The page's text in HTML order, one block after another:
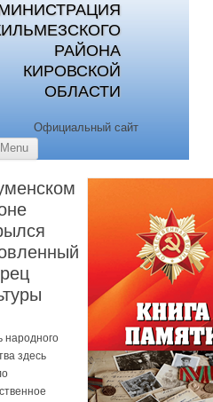
РАЙОНА
КИРОВСКОЙ
ОБЛАСТИ
Официальный сайт
Menu
народного
здесь